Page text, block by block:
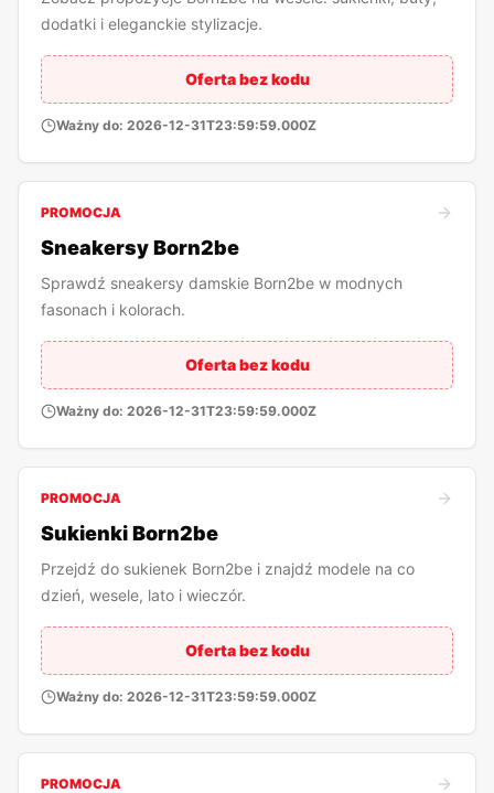
dodatki i eleganckie stylizacje.
Oferta bez kodu
Ważny do: 2026-12-31T23:59:59.000Z
PROMOCJA
Sneakersy Born2be
Sprawdź sneakersy damskie Born2be w modnych
fasonach i kolorach.
Oferta bez kodu
Ważny do: 2026-12-31T23:59:59.000Z
PROMOCJA
Sukienki Born2be
Przejdź do sukienek Born2be i znajdź modele na co
dzień, wesele, lato i wieczór.
Oferta bez kodu
Ważny do: 2026-12-31T23:59:59.000Z
PROMOCJA